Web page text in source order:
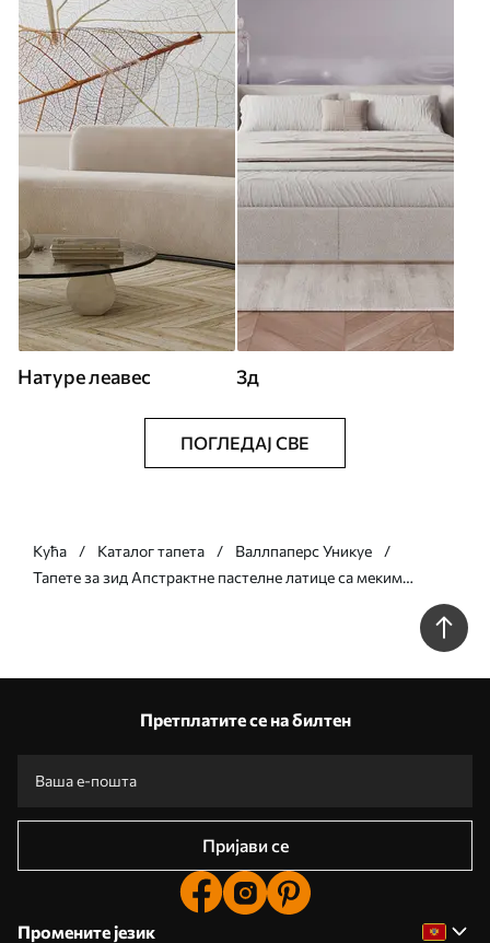
Натуре леавес 3д
ПОГЛЕДАЈ СВЕ
Кућа Каталог тапета
Валлпаперс Уникуе
Тапете за зид Апстрактне пастелне латице са меким
Претплатите се на билтен
Пријави се
Промените језик